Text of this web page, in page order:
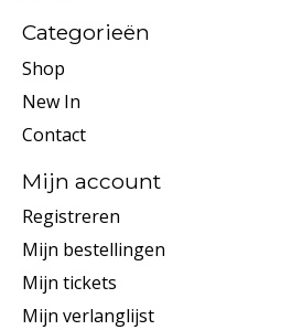
Categorieën
Shop
New In
Contact
Mijn account
Registreren
Mijn bestellingen
Mijn tickets
Mijn verlanglijst